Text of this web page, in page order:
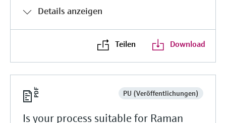
Details anzeigen
Teilen Download
PU (Veröffentlichungen)
Is your process suitable for Raman